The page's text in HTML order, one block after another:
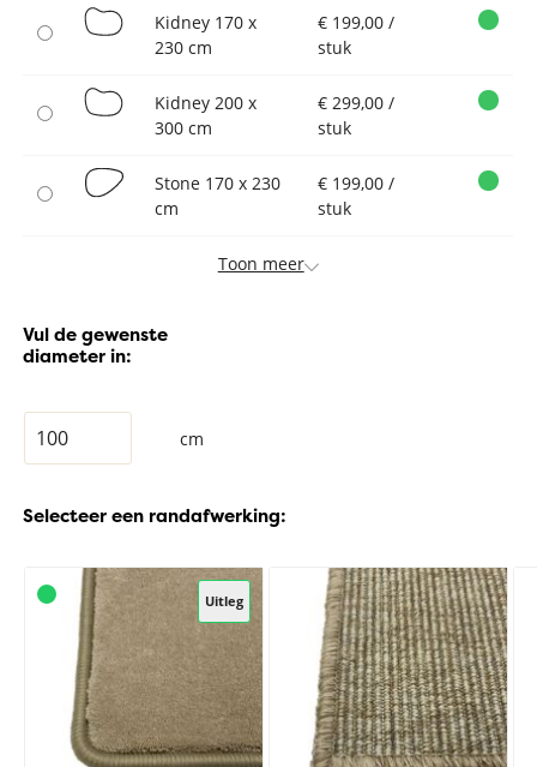
Kidney 170 x
230 cm
€ 199,00 /
stuk
Kidney 200 x
300 cm
€ 299,00 /
stuk
Stone 170 x 230
cm
€ 199,00 /
stuk
Toon meer
Vul de gewenste
diameter in:
cm
Selecteer een randafwerking:
Uitleg